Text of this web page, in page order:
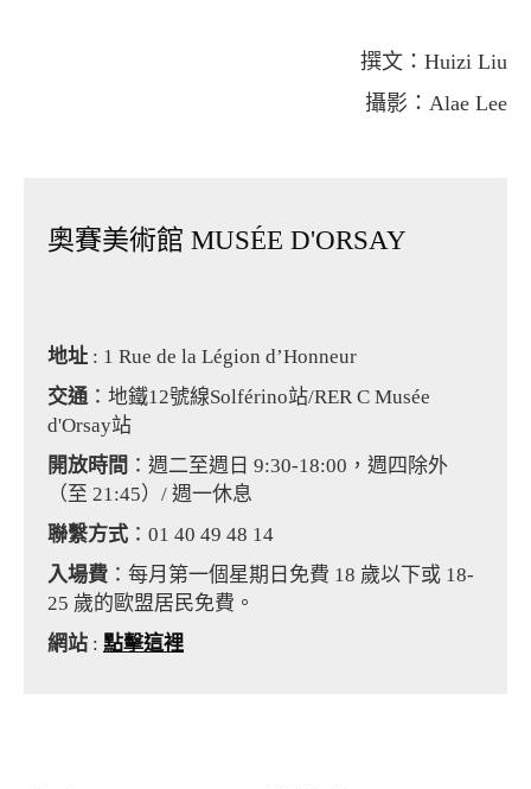
撰文：Huizi Liu
攝影：Alae Lee
奧賽美術館 MUSÉE D'ORSAY
地址 : 1 Rue de la Légion d’Honneur
交通：地鐵12號線Solférino站/RER C Musée
d'Orsay站
開放時間 ：週二至週日 9:30-18:00，週四除外
（至 21:45）/ 週一休息
聯繫方式 ：01 40 49 48 14
入場費 ：每月第一個星期日免費 18 歲以下或 18-
25 歲的歐盟居民免費。
網站 : 點擊這裡